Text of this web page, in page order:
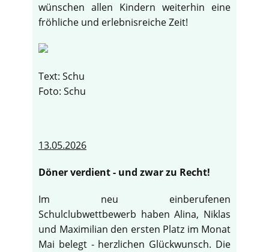
wünschen allen Kindern weiterhin eine
fröhliche und erlebnisreiche Zeit!
Text: Schu
Foto: Schu
13.05.2026
Döner verdient - und zwar zu Recht!
Im neu einberufenen
Schulclubwettbewerb haben Alina, Niklas
und Maximilian den ersten Platz im Monat
Mai belegt - herzlichen Glückwunsch. Die